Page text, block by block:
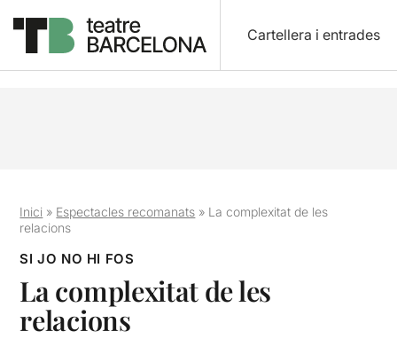
Cartellera i entrades
Inici » Espectacles recomanats » La complexitat de les
relacions
SI JO NO HI FOS
La complexitat de les
relacions